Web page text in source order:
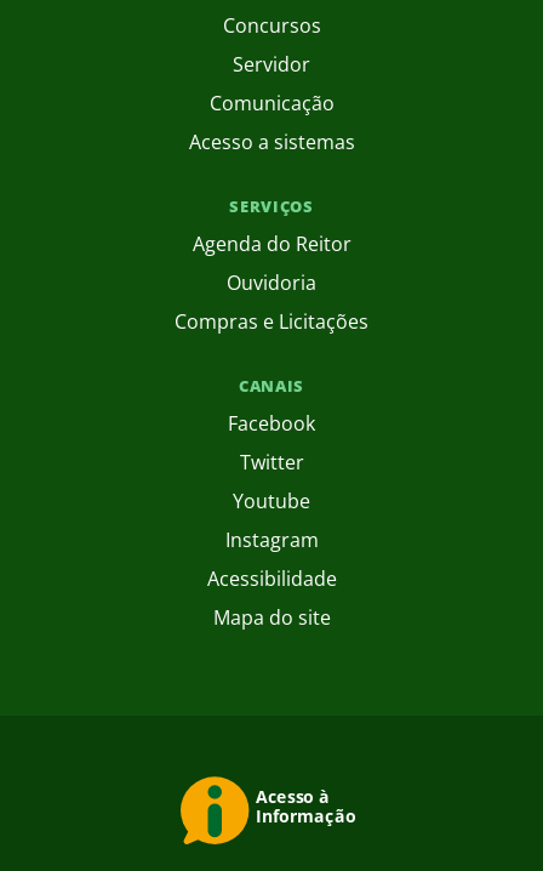
Concursos
Servidor
Comunicação
Acesso a sistemas
SERVIÇOS
Agenda do Reitor
Ouvidoria
Compras e Licitações
CANAIS
Facebook
Twitter
Youtube
Instagram
Acessibilidade
Mapa do site